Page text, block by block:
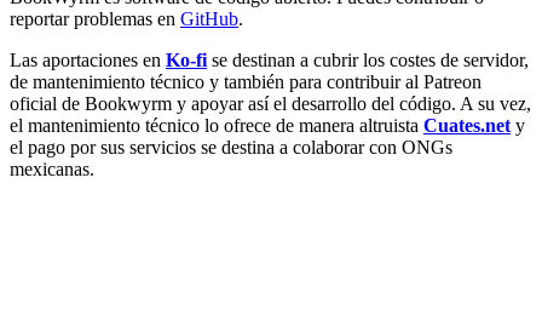
reportar problemas en GitHub.
Las aportaciones en Ko-fi se destinan a cubrir los costes de servidor,
de mantenimiento técnico y también para contribuir al Patreon
oficial de Bookwyrm y apoyar así el desarrollo del código. A su vez,
el mantenimiento técnico lo ofrece de manera altruista Cuates.net y
el pago por sus servicios se destina a colaborar con ONGs
mexicanas.